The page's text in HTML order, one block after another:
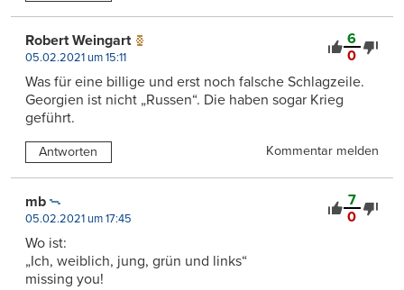
6
0
Robert Weingart
05.02.2021 um 15:11
Was für eine billige und erst noch falsche Schlagzeile.
Georgien ist nicht „Russen“. Die haben sogar Krieg
geführt.
Antworten Kommentar melden
7
0
mb
05.02.2021 um 17:45
Wo ist:
„Ich, weiblich, jung, grün und links“
missing you!